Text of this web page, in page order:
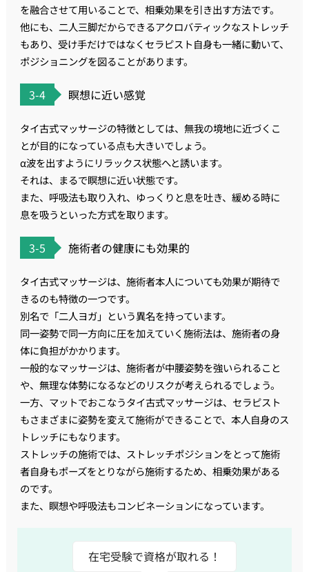
を融合させて用いることで、相乗効果を引き出す方法です。
他にも、二人三脚だからできるアクロバティックなストレッチ
もあり、受け手だけではなくセラピスト自身も一緒に動いて、
ポジショニングを図ることがあります。
3-4 瞑想に近い感覚
タイ古式マッサージの特徴としては、無我の境地に近づくこ
とが目的になっている点も大きいでしょう。
α波を出すようにリラックス状態へと誘います。
それは、まるで瞑想に近い状態です。
また、呼吸法も取り入れ、ゆっくりと息を吐き、緩める時に
息を吸うといった方式を取ります。
3-5 施術者の健康にも効果的
タイ古式マッサージは、施術者本人についても効果が期待で
きるのも特徴の一つです。
別名で「二人ヨガ」という異名を持っています。
同一姿勢で同一方向に圧を加えていく施術法は、施術者の身
体に負担がかかります。
一般的なマッサージは、施術者が中腰姿勢を強いられること
や、無理な体勢になるなどのリスクが考えられるでしょう。
一方、マットでおこなうタイ古式マッサージは、セラピスト
もさまざまに姿勢を変えて施術ができることで、本人自身のス
トレッチにもなります。
ストレッチの施術では、ストレッチポジションをとって施術
者自身もポーズをとりながら施術するため、相乗効果がある
のです。
また、瞑想や呼吸法もコンビネーションになっています。
在宅受験で資格が取れる！